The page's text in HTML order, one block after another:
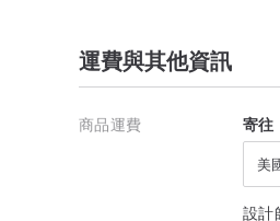
/ 運 送 說 明 /
– 台灣外島地區之運費需另
– 為運送安全之考量，燈泡
– 商品出貨會有完整包裝
– 由於超商寄送會有傾倒
運費與其他資訊
商品運費 寄往
美
設計